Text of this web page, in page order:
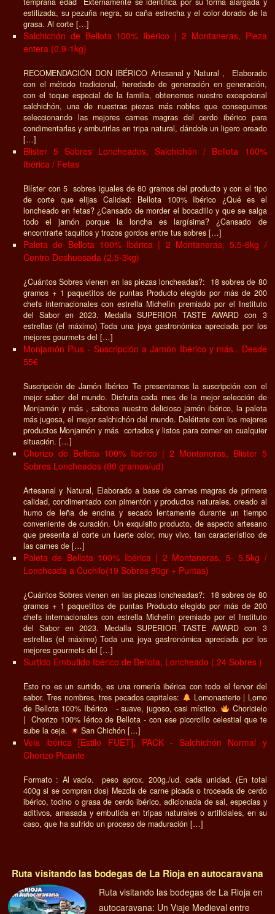
estilizada, su pezuña negra, su caña estrecha y el color dorado de la
grasa. Al corte […]
Salchichón de Bellota 100% Ibérico | 2 Montaneras, Pieza
entera (0.9-1kg)
RECOMENDACIÓN DON IBÉRICO Artesanal y Natural , Elaborado
con el método tradicional, heredado de generación en generación,
con el toque especial de la familia, obtenemos nuestro excepcional
salchichón, una de nuestras piezas más nobles que conseguimos
seleccionando las mejores carnes magras del cerdo ibérico para
condimentarlas y embutirlas en tripa natural, dándole un ligero oreado
[…]
Blister 5 Sobres Loncheados, Salchichón / Bellota 100%
Ibérica / Fetas
Blíster con 5 sobres iguales de 80 gramos del producto y con el tipo
de corte que elijas Calidad: Bellota 100% Ibérico ¿Qué es el
loncheado en fetas? ¿Cansado de morder el bocadillo y que se salga
todo el jamón porque la loncha es largísima? ¿Cansado de
encontrarte taquitos y trozos gordos entre tus sobres […]
Paleta de Bellota 100% Ibérica | 2 Montaneras, 5.5-6kg /
Centro Deshuesada (2.5-3kg)
¿Cuántos Sobres vienen en las piezas loncheadas?: 18 sobres de 80
gramos + 1 paquetitos de puntas Producto elegido por más de 200
chefs internacionales con estrella Michelín premiado por el Instituto
del Sabor en 2023. Medalla SUPERIOR TASTE AWARD con 3
estrellas (el máximo) Toda una joya gastronómica apreciada por los
mejores gourmets del […]
Monjamón Plus - Suscripción a Jamón Ibérico y más.. Desde
55€
Suscripción de Jamón Ibérico Te presentamos la suscripción con el
mejor sabor del mundo. Disfruta cada mes de la mejor selección de
Monjamón y más , saborea nuestro delicioso jamón ibérico, la paleta
más jugosa, el mejor salchichón del mundo. Deléitate con los mejores
productos Monjamón y más cortados y listos para comer en cualquier
situación. […]
Chorizo de Bellota 100% Ibérico | 2 Montaneras, Blister 5
Sobres Loncheados (80 gramos/ud)
Artesanal y Natural, Elaborado a base de carnes magras de primera
calidad, condimentado con pimentón y productos naturales, oreado al
humo de leña de encina y secado lentamente durante un tiempo
conveniente de curación. Un exquisito producto, de aspecto artesano
que presenta al corte un fuerte color, muy vivo, tan característico de
las carnes de […]
Paleta de Bellota 100% Ibérica | 2 Montaneras, 5- 5.5kg /
Loncheada a Cuchilo(19 Sobres 80gr + Puntas)
¿Cuántos Sobres vienen en las piezas loncheadas?: 18 sobres de 80
gramos + 1 paquetitos de puntas Producto elegido por más de 200
chefs internacionales con estrella Michelín premiado por el Instituto
del Sabor en 2023. Medalla SUPERIOR TASTE AWARD con 3
estrellas (el máximo) Toda una joya gastronómica apreciada por los
mejores gourmets del […]
Surtido Embutido Ibérico de Bellota, Loncheado ( 24 Sobres )
Esto no es un surtido, es una romería ibérica con todo el fervor del
sabor. Tres nombres, tres pecados capitales:
Lomonasterio | Lomo
de Bellota 100% Ibérico - suave, jugoso, casi místico.
Choricielo
| Chorizo 100% Iérico de Bellota - con ese picorcillo celestial que te
sube la ceja.
San Chichón […]
Vela ibérica [Estilo FUET], PACK - Salchichón Normal y
Chorizo Picante
Formato : Al vacío. peso aprox. 200g./ud. cada unidad. (En total
400g si se compran dos) Mezcla de carne picada o troceada de cerdo
ibérico, tocino o grasa de cerdo ibérico, adicionada de sal, especias y
aditivos, amasada y embutida en tripas naturales o artificiales, en su
caso, que ha sufrido un proceso de maduración […]
Ruta visitando las bodegas de La Rioja en autocaravana
Ruta visitando las bodegas de La Rioja en
autocaravana: Un Viaje Medieval entre